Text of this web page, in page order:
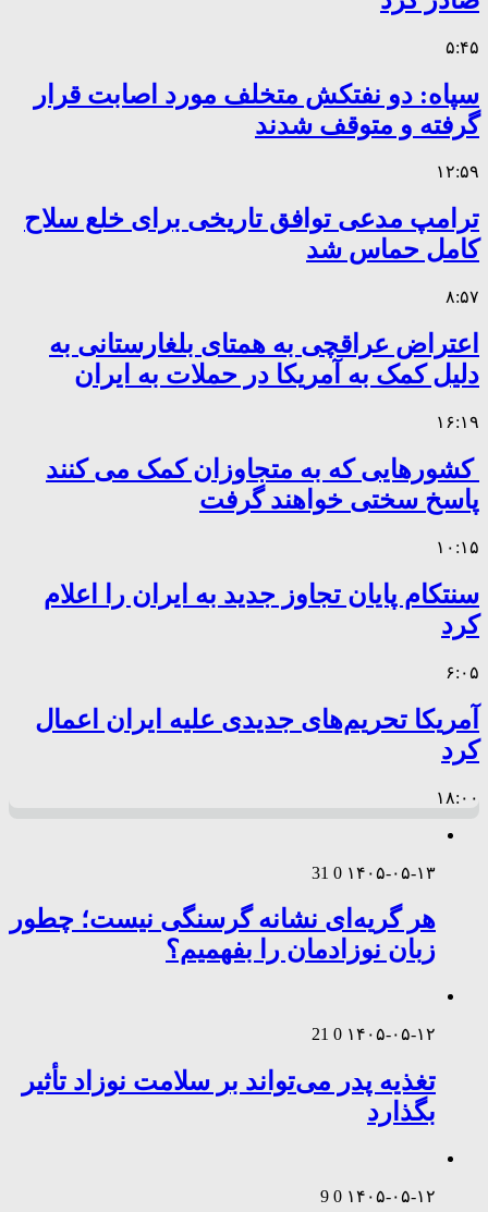
۵:۴۵
سپاه: دو نفتکش متخلف مورد اصابت قرار
گرفته و متوقف شدند
۱۲:۵۹
ترامپ مدعی توافق تاریخی برای خلع سلاح
کامل حماس شد
۸:۵۷
اعتراض عراقچی به همتای بلغارستانی به
دلیل کمک به آمریکا در حملات به ایران
۱۶:۱۹
کشورهایی که به متجاوزان کمک می کنند
پاسخ سختی خواهند گرفت
۱۰:۱۵
سنتکام پایان تجاوز جدید به ایران را اعلام
کرد
۶:۰۵
آمریکا تحریم‌های جدیدی علیه ایران اعمال
کرد
۱۸:۰۰
۱۴۰۵-۰۵-۱۳ 0
31
هر گریه‌ای نشانه گرسنگی نیست؛ چطور
زبان نوزادمان را بفهمیم؟
۱۴۰۵-۰۵-۱۲ 0
21
تغذیه پدر می‌تواند بر سلامت نوزاد تأثیر
بگذارد
۱۴۰۵-۰۵-۱۲ 0
9